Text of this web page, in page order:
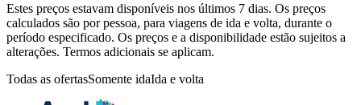
Estes preços estavam disponíveis nos últimos 7 dias. Os preços
calculados são por pessoa, para viagens de ida e volta, durante o
período especificado. Os preços e a disponibilidade estão sujeitos a
alterações. Termos adicionais se aplicam.
Todas as ofertasSomente idaIda e volta